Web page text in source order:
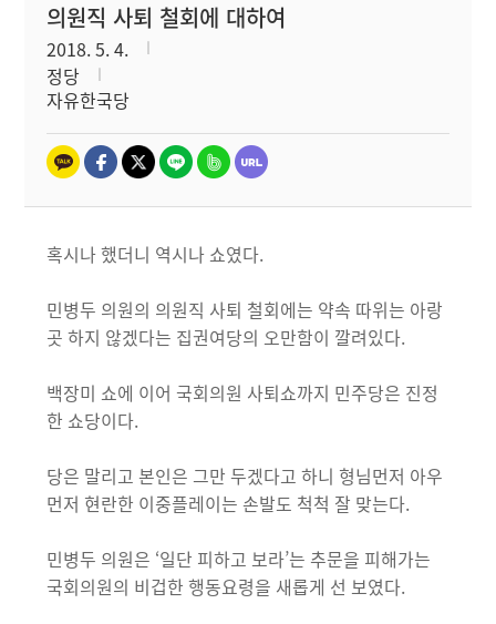
의원직 사퇴 철회에 대하여
2018. 5. 4.
정당
자유한국당
혹시나 했더니 역시나 쇼였다.
민병두 의원의 의원직 사퇴 철회에는 약속 따위는 아랑
곳 하지 않겠다는 집권여당의 오만함이 깔려있다.
백장미 쇼에 이어 국회의원 사퇴쇼까지 민주당은 진정
한 쇼당이다.
당은 말리고 본인은 그만 두겠다고 하니 형님먼저 아우
먼저 현란한 이중플레이는 손발도 척척 잘 맞는다.
민병두 의원은 ‘일단 피하고 보라’는 추문을 피해가는
국회의원의 비겁한 행동요령을 새롭게 선 보였다.